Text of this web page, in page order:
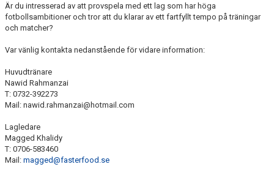
FÖR BESÖKARE
Är du intresserad av att provspela med ett lag som har höga
fotbollsambitioner och tror att du klarar av ett fartfyllt tempo på träningar
och matcher?
Var vänlig kontakta nedanstående för vidare information:
Huvudtränare
Nawid Rahmanzai
T: 0732-392273
Mail: nawid.rahmanzai@hotmail.com
Lagledare
Magged Khalidy
T: 0706-583460
Mail: magged@fasterfood.se